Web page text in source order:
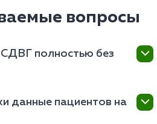
вопросы
полностью без
дофамина. При выраженных
без медикаментов дает
данные пациентов на